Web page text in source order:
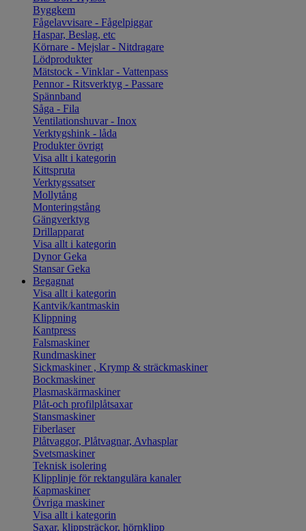
Byggkem
Fågelavvisare - Fågelpiggar
Haspar, Beslag, etc
Körnare - Mejslar - Nitdragare
Lödprodukter
Mätstock - Vinklar - Vattenpass
Pennor - Ritsverktyg - Passare
Spännband
Såga - Fila
Ventilationshuvar - Inox
Verktygshink - låda
Produkter övrigt
Visa allt i kategorin
Kittspruta
Verktygssatser
Mollytång
Monteringstång
Gängverktyg
Drillapparat
Visa allt i kategorin
Dynor Geka
Stansar Geka
Begagnat
Visa allt i kategorin
Kantvik/kantmaskin
Klippning
Kantpress
Falsmaskiner
Rundmaskiner
Sickmaskiner , Krymp & sträckmaskiner
Bockmaskiner
Plasmaskärmaskiner
Plåt-och profilplåtsaxar
Stansmaskiner
Fiberlaser
Plåtvaggor, Plåtvagnar, Avhasplar
Svetsmaskiner
Teknisk isolering
Klipplinje för rektangulära kanaler
Kapmaskiner
Övriga maskiner
Visa allt i kategorin
Saxar, klippsträckor, hörnklipp